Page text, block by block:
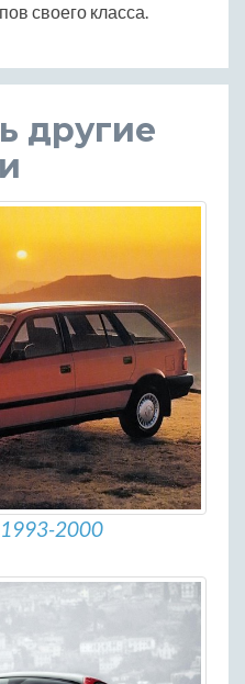
своего класса.
другие
1993-2000